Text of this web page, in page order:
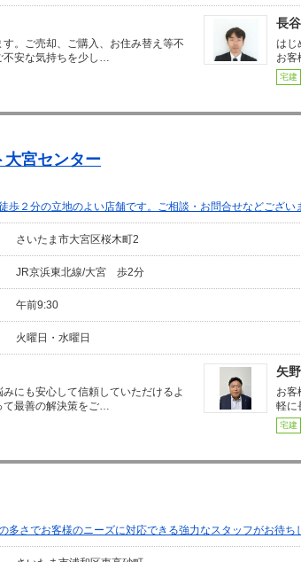
。ご売却、ご購入、お住み替え等不
不安な気持ちを少し…
長
はじ
お客
宅建
大宮センター
歩２分の立地のよい店舗です。ご相談・お問合せなどござい
さいたま市大宮区桜木町2
JR京浜東北線/大宮 歩2分
午前9:30
火曜日・水曜日
にも安心して信頼していただけるよ
て最善の解決策をご…
矢
お客
軽に
宅建
多さでお客様のニーズに対応できる強力なスタッフがお待ち